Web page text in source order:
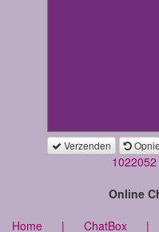
Verzenden
Online
Home | ChatBox